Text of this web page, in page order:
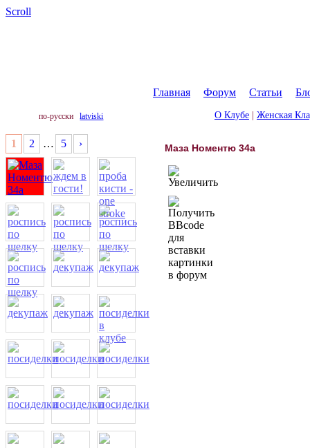
Scroll
Главная Форум Статьи
по-русски latviski О Клубе Женская
Маза Номентю 34а
1 2 … 5 ›